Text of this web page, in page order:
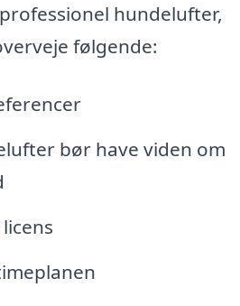
hundelufter,
følgende:
bør have viden om